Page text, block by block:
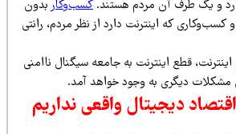
طرف آن مردم هستند.کسب‌وکاربدون
که اینترنت دارد از نظر مردم، رانتی
قطع اینترنت به جامعه سیگنال ناامنی
دیگری به وجود خواهد آمد.
دیجیتال واقعی نداریم